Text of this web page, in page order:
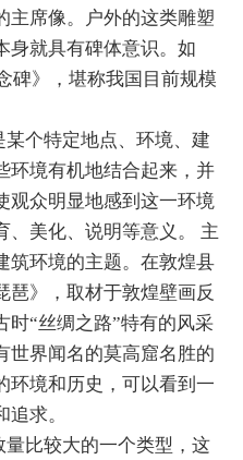
主席像。户外的这类雕塑
身就具有碑体意识。如
碑》，堪称我国目前规模
个特定地点、环境、建
环境有机地结合起来，并
观众明显地感到这一环境
、美化、说明等意义。 主
筑环境的主题。在敦煌县
琶》，取材于敦煌壁画反
时“丝绸之路”特有的风采
世界闻名的莫高窟名胜的
环境和历史，可以看到一
求。
比较大的一个类型，这